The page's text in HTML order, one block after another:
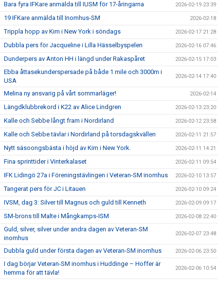
Bara fyra IFKare anmälda till IUSM för 17-åringarna 2026-02-19 23:39
19 IFKare anmälda till Inomhus-SM 2026-02-18
Trippla hopp av Kim i New York i söndags 2026-02-17 21:28
Dubbla pers för Jacqueline i Lilla Hässelbyspelen 2026-02-16 07:46
Dunderpers av Anton HH i längd under Rakaspåret 2026-02-15 17:03
Ebba åttasekunderspersade på både 1 mile och 3000m i
USA
2026-02-14 17:40
Melina ny ansvarig på vårt sommarläger! 2026-02-14
Längdklubbrekord i K22 av Alice Lindgren 2026-02-13 23:20
Kalle och Sebbe långt fram i Nordirland 2026-02-12 23:58
Kalle och Sebbe tävlar i Nordirland på torsdagskvällen 2026-02-11 21:57
Nytt säsoongsbästa i höjd av Kim i New York. 2026-02-11 14:21
Fina sprinttider i Vinterkalaset 2026-02-11 09:54
IFK Lidingö 27a i Föreningstävlingen i Veteran-SM inomhus 2026-02-10 13:57
Tangerat pers för JC i Litauen 2026-02-10 09:24
IVSM, dag 3: Silver till Magnus och guld till Kenneth 2026-02-09 09:17
SM-brons till Malte i Mångkamps-ISM 2026-02-08 22:40
Guld, silver, silver under andra dagen av Veteran-SM
inomhus
2026-02-07 23:48
Dubbla guld under första dagen av Veteran-SM inomhus 2026-02-06 23:50
I dag börjar Veteran-SM inomhus i Huddinge – Hoffer är
hemma för att tävla!
2026-02-06 10:54